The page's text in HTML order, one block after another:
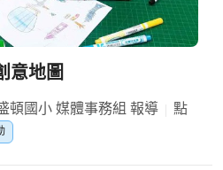
意地圖
頓國小 媒體事務組 報導
點